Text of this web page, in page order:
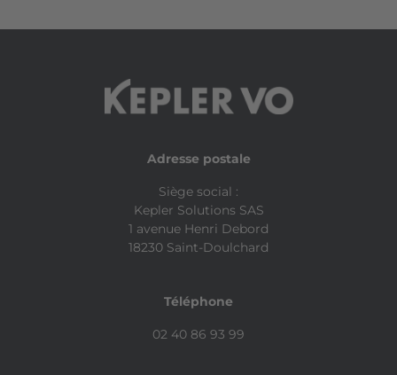
Adresse postale
Siège social :
Kepler Solutions SAS
1 avenue Henri Debord
18230 Saint-Doulchard
Téléphone
02 40 86 93 99